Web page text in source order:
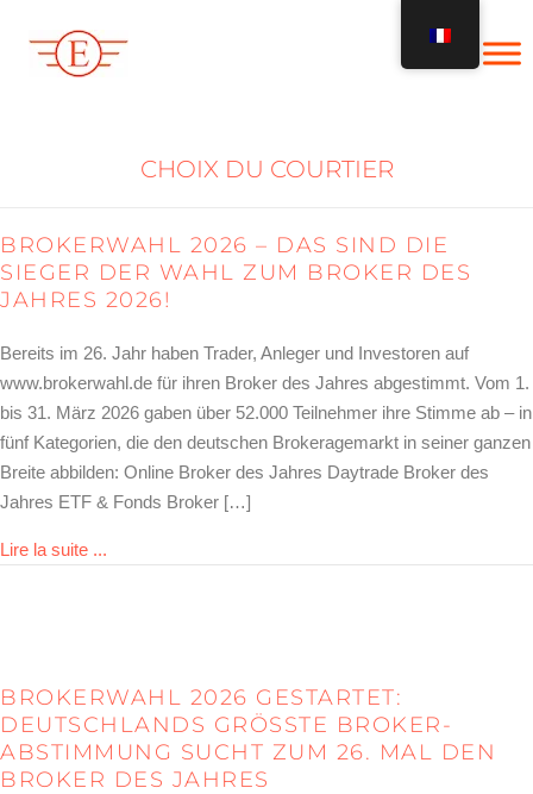
content
CHOIX DU COURTIER
BROKERWAHL 2026 – DAS SIND DIE
SIEGER DER WAHL ZUM BROKER DES
JAHRES 2026!
Bereits im 26. Jahr haben Trader, Anleger und Investoren auf
www.brokerwahl.de für ihren Broker des Jahres abgestimmt. Vom 1.
bis 31. März 2026 gaben über 52.000 Teilnehmer ihre Stimme ab – in
fünf Kategorien, die den deutschen Brokeragemarkt in seiner ganzen
Breite abbilden: Online Broker des Jahres Daytrade Broker des
Jahres ETF & Fonds Broker […]
Lire la suite ...
BROKERWAHL 2026 GESTARTET:
DEUTSCHLANDS GRÖSSTE BROKER-A
BSTIMMUNG SUCHT ZUM 26. MAL DEN B
ROKER DES JAHRES